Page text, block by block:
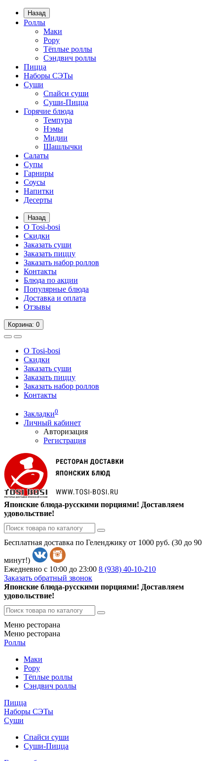
Назад
Роллы
Маки
Рору
Тёплые роллы
Сэндвич роллы
Пицца
Наборы СЭТы
Суши
Спайси суши
Суши-Пицца
Горячие блюда
Темпура
Нэмы
Мидии
Шашлычки
Салаты
Супы
Гарниры
Соусы
Напитки
Десерты
Назад
О Tosi-bosi
Скидки
Заказать суши
Заказать пиццу
Заказать набор роллов
Контакты
Блюда по акции
Популярные блюда
Доставка и оплата
Отзывы
Корзина: 0
О Tosi-bosi
Скидки
Заказать суши
Заказать пиццу
Заказать набор роллов
Контакты
Закладки0
Личный кабинет
Авторизация
Регистрация
Японские блюда-русскими порциями! Доставляем
удовольствие!
Бесплатная доставка по Геленджику от 1000 руб. (30 до 90
минут!)
Ежедневно с 10:00 до 23:00 8 (938) 40-10-210
Заказать обратный звонок
Японские блюда-русскими порциями! Доставляем
удовольствие!
Меню ресторана
Меню ресторана
Роллы
Маки
Рору
Тёплые роллы
Сэндвич роллы
Пицца
Наборы СЭТы
Суши
Спайси суши
Суши-Пицца